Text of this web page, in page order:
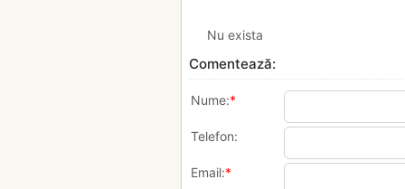
Nu exista
Comentează:
Nume:*
Telefon:
Email:*